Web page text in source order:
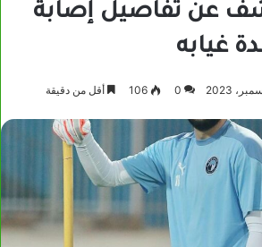
عن تفاصيل إصابة
غيابه
0
106 أقل من دقيقة